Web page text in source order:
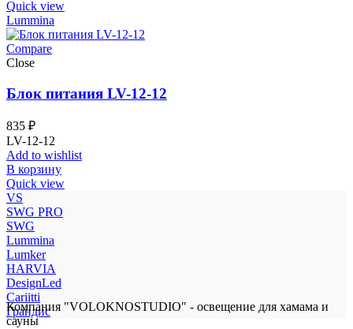
Quick view
Lummina
Compare
Close
Блок питания LV-12-12
835 ₽
LV-12-12
Add to wishlist
В корзину
Quick view
VS
SWG PRO
SWG
Lummina
Lumker
HARVIA
DesignLed
Cariitti
Грандис
Компания "VOLOKNOSTUDIO" - освещение для хамама и
сауны